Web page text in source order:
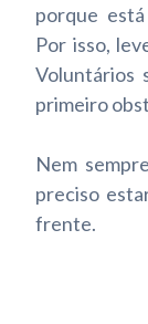
porque
Por isso,
Voluntários
primeiro
Nem
preciso
frente.